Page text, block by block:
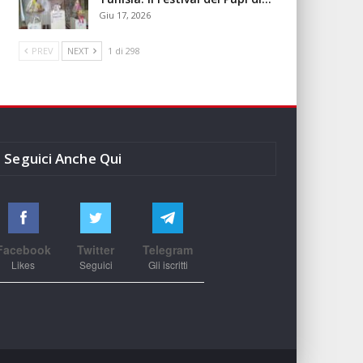
Giu 17, 2026
PREV NEXT 1 di 298
Seguici Anche Qui
Likes
Twitter
Seguici
Telegram
Gli iscritti